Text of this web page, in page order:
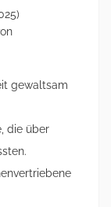
gewaltsam
die über